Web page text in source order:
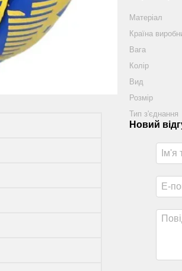
Матеріал
Країна
Вага
Колір
Вид
Розмір
Тип з'єднання
Новий